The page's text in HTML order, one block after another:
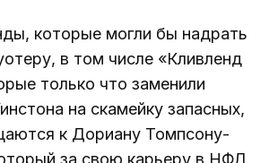
которые могли бы надрать
в том числе «Кливленд
только что заменили
на скамейку запасных,
к Дориану Томпсону-
за свою карьеру в НФЛ